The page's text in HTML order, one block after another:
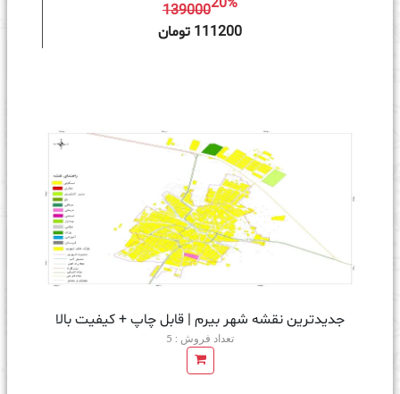
139000
111200 تومان
جدیدترین نقشه شهر بیرم | قابل چاپ + کیفیت بالا
تعداد فروش : 5